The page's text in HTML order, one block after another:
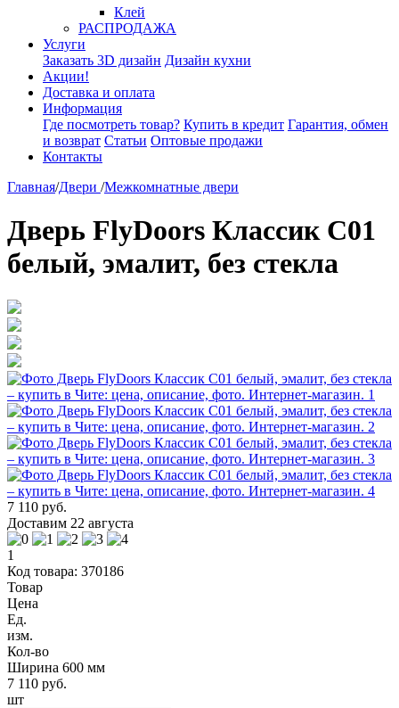
Клей
РАСПРОДАЖА
Услуги
Заказать 3D дизайн Дизайн кухни
Акции!
Доставка и оплата
Информация
Где посмотреть товар? Купить в кредит Гарантия, обмен
и возврат Статьи Оптовые продажи
Контакты
Главная/Двери /Межкомнатные двери
Дверь FlyDoors Классик С01
белый, эмалит, без стекла
7 110 руб.
Доставим 22 августа
1
Код товара: 370186
Товар
Цена
Ед.
изм.
Кол-во
Ширина 600 мм
7 110 руб.
шт